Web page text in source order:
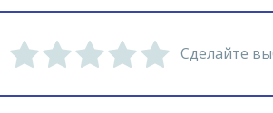
Сделайте